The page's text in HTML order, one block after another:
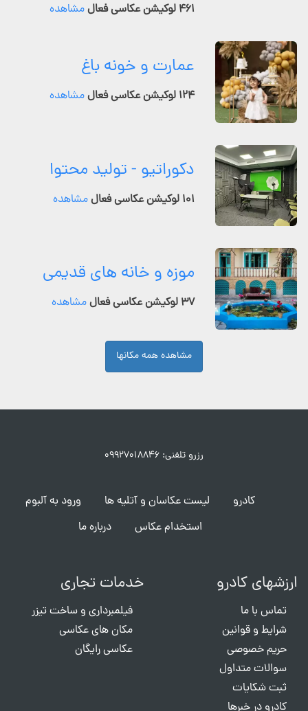
۴۶۱ لوکیشن عکاسی فعال مشاهده
عمارت و خونه باغ
۱۲۴ لوکیشن عکاسی فعال مشاهده
دکوراتیو - تولید محتوا
۱۰۱ لوکیشن عکاسی فعال مشاهده
موزه و خانه های قدیمی
۳۷ لوکیشن عکاسی فعال مشاهده
مشاهده همه مکانها
رزرو تلفنی: ۰۹۹۲۷۰۱۸۸۴۶
کادرو لیست عکاسان و آتلیه ها
ورود به آلبوم
استخدام عکاس
درباره ما
ارزشهای کادرو
تماس با ما
شرایط و قوانین
حریم خصوصی
سوالات متداول
ثبت شکایات
کادرو در خبرها
خدمات تجاری
فیلمبرداری و ساخت تیزر
مکان های عکاسی
عکاسی رایگان